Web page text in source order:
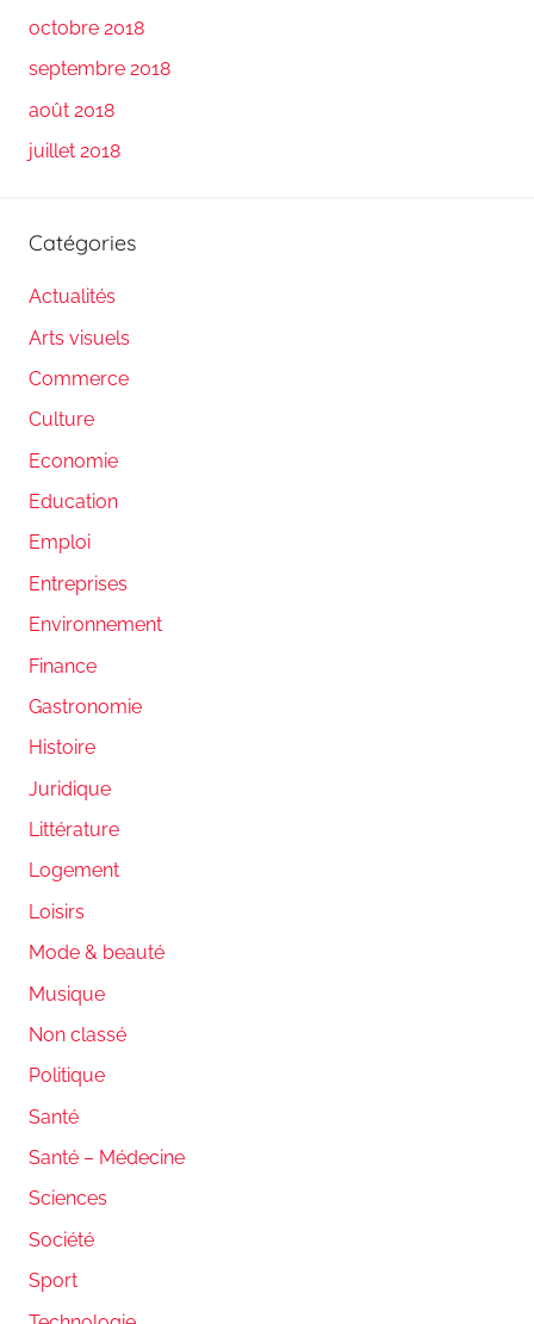
octobre 2018
septembre 2018
août 2018
juillet 2018
Catégories
Actualités
Arts visuels
Commerce
Culture
Economie
Education
Emploi
Entreprises
Environnement
Finance
Gastronomie
Histoire
Juridique
Littérature
Logement
Loisirs
Mode & beauté
Musique
Non classé
Politique
Santé
Santé – Médecine
Sciences
Société
Sport